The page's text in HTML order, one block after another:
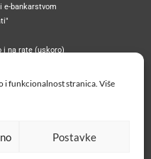
i funkcionalnost stranica. Više
Postavke
e-bankarstvom
i na rate (uskoro)